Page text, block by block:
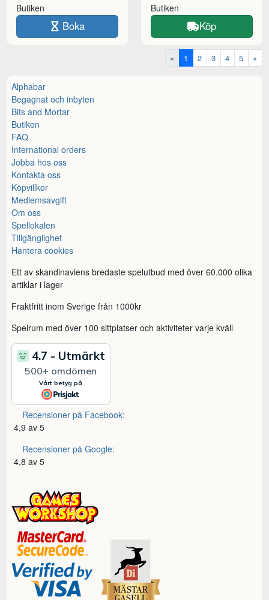
Butiken
Boka
Butiken
Köp
« 1 2 3 4 5 »
Alphabar
Begagnat och inbyten
Bits and Mortar
Butiken
FAQ
International orders
Jobba hos oss
Kontakta oss
Köpvillkor
Medlemsavgift
Om oss
Spellokalen
Tillgänglighet
Hantera cookies
Ett av skandinaviens bredaste spelutbud med över 60.000 olika
artiklar i lager
Fraktfritt inom Sverige från 1000kr
Spelrum med över 100 sittplatser och aktiviteter varje kväll
Recensioner på Facebook:
4,9 av 5
Recensioner på Google:
4,8 av 5